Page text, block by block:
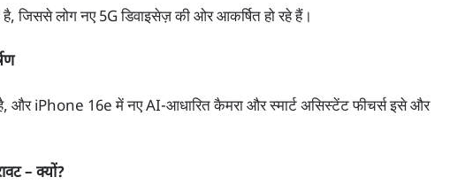
है, जिससे लोग नए 5G डिवाइसेज़ की ओर आकर्षित हो रहे हैं।
और iPhone 16e में नए AI-आधारित कैमरा और स्मार्ट असिस्टेंट फीचर्स इसे और
– क्यों?